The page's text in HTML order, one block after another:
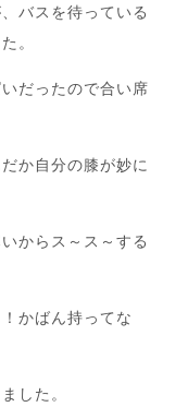
バスを待っている
。
だったので合い席
か自分の膝が妙に
からス～ス～する
かばん持ってな
した。